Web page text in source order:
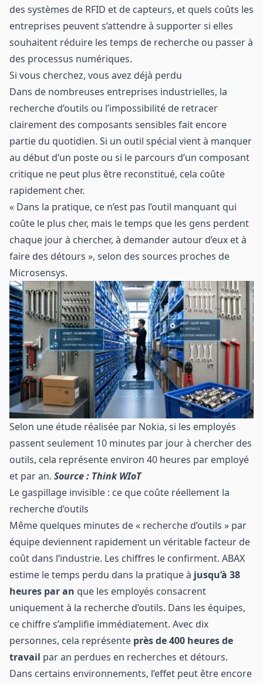
des systèmes de RFID et de capteurs, et quels coûts les
entreprises peuvent s’attendre à supporter si elles
souhaitent réduire les temps de recherche ou passer à
des processus numériques.
Si vous cherchez, vous avez déjà perdu
Dans de nombreuses entreprises industrielles, la
recherche d’outils ou l’impossibilité de retracer
clairement des composants sensibles fait encore
partie du quotidien. Si un outil spécial vient à manquer
au début d’un poste ou si le parcours d’un composant
critique ne peut plus être reconstitué, cela coûte
rapidement cher.
« Dans la pratique, ce n’est pas l’outil manquant qui
coûte le plus cher, mais le temps que les gens perdent
chaque jour à chercher, à demander autour d’eux et à
faire des détours », selon des sources proches de
Microsensys.
Selon une étude réalisée par Nokia, si les employés
passent seulement 10 minutes par jour à chercher des
outils, cela représente environ 40 heures par employé
et par an. Source : Think WIoT
Le gaspillage invisible : ce que coûte réellement la
recherche d’outils
Même quelques minutes de « recherche d’outils » par
équipe deviennent rapidement un véritable facteur de
coût dans l’industrie. Les chiffres le confirment. ABAX
estime le temps perdu dans la pratique à jusqu’à 38
heures par an que les employés consacrent
uniquement à la recherche d’outils. Dans les équipes,
ce chiffre s’amplifie immédiatement. Avec dix
personnes, cela représente près de 400 heures de
travail par an perdues en recherches et détours.
Dans certains environnements, l’effet peut être encore